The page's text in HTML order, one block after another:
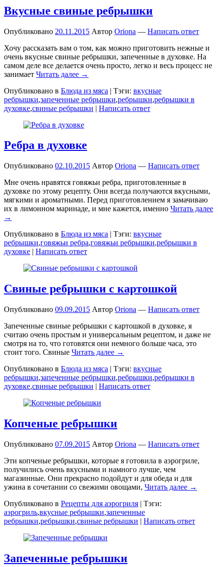
Вкусные свиные ребрышки
Опубликовано 20.11.2015 Автор Oriona — Написать ответ
Хочу рассказать вам о том, как можно приготовить нежные и
очень вкусные свиные ребрышки, запеченные в духовке. На
самом деле все делается очень просто, легко и весь процесс не
занимает Читать далее →
Опубликовано в Блюда из мяса | Тэги: вкусные
ребрышки,запеченные ребрышки,ребрышки,ребрышки в
духовке,свиные ребрышки | Написать ответ
Ребра в духовке
Опубликовано 02.10.2015 Автор Oriona — Написать ответ
Мне очень нравятся говяжьи ребра, приготовленные в
духовке по этому рецепту. Они всегда получаются вкусными,
мягкими и ароматными. Перед приготовлением я замачиваю
их в лимонном маринаде, и мне кажется, именно Читать далее
→
Опубликовано в Блюда из мяса | Тэги: вкусные
ребрышки,говяжьи ребра,говяжьи ребрышки,ребрышки в
духовке | Написать ответ
Свиные ребрышки с картошкой
Опубликовано 09.09.2015 Автор Oriona — Написать ответ
Запеченные свиные ребрышки с картошкой в духовке, я
считаю очень простым и универсальным рецептом, и даже не
смотря на то, что готовятся они немного больше часа, это
стоит того. Свиные Читать далее →
Опубликовано в Блюда из мяса | Тэги: вкусные
ребрышки,запеченные ребрышки,ребрышки,ребрышки в
духовке,свиные ребрышки | Написать ответ
Копченые ребрышки
Опубликовано 07.09.2015 Автор Oriona — Написать ответ
Эти копченые ребрышки, которые я готовила в аэрогриле,
получились очень вкусными и намного лучше, чем
магазинные. Они прекрасно подойдут и для обеда и для
ужина в сочетании со свежими овощами, Читать далее →
Опубликовано в Рецепты для аэрогриля | Тэги:
аэрогриль,вкусные ребрышки,запеченные
ребрышки,ребрышки,свиные ребрышки | Написать ответ
Запеченные ребрышки